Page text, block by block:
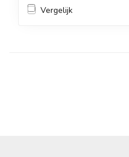
Vergelijk